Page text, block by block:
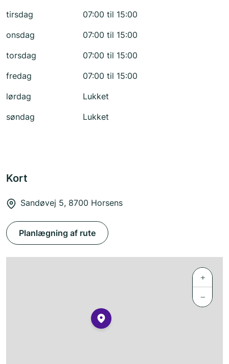
tirsdag
07:00 til 15:00
onsdag
07:00 til 15:00
torsdag
07:00 til 15:00
fredag
07:00 til 15:00
lørdag
Lukket
søndag
Lukket
Kort
Sandøvej 5, 8700 Horsens
Planlægning af rute
+
−